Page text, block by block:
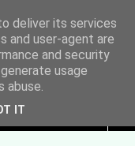
deliver its services
and user-agent are
and security
usage
abuse.
IT